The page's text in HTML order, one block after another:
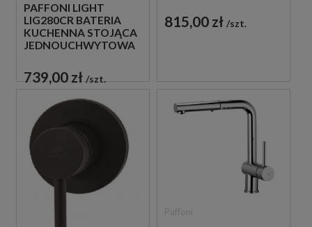
PAFFONI LIGHT
LIG280CR BATERIA
KUCHENNA STOJĄCA
JEDNOUCHWYTOWA
739,00 zł szt.
CZARNA
815,00 zł szt.